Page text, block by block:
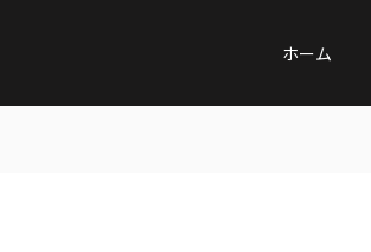
ホーム